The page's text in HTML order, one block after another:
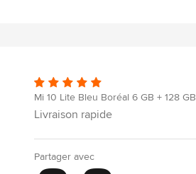
Mi 10 Lite Bleu Boréal 6 GB + 128 GB
Livraison rapide
Partager avec